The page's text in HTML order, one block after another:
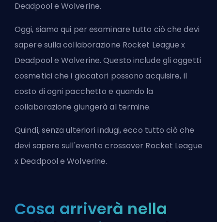
Deadpool e Wolverine.
Oggi, siamo qui per esaminare tutto ciò che devi
sapere sulla collaborazione Rocket League x
Deadpool e Wolverine. Questo include gli oggetti
cosmetici che i giocatori possono acquisire, il
costo di ogni pacchetto e quando la
collaborazione giungerà al termine.
Quindi, senza ulteriori indugi, ecco tutto ciò che
devi sapere sull'evento crossover Rocket League
x Deadpool e Wolverine.
Cosa arriverà nella